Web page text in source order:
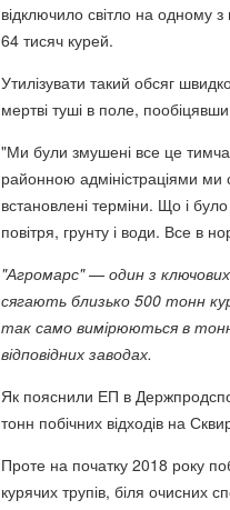
відключило світло на одному
64 тисяч курей.
Утилізувати такий обсяг
мертві туші в поле,
"Ми були змушені все це
районною адміністраціями ми
встановлені терміни. Що і
повітря, грунту і води. Все в
"Агромарс" — один з
сягають близько 500 тонн
так само вимірюються в
відповідних заводах.
Як пояснили ЕП в
тонн побічних відходів на
Проте на початку 2018 року
курячих трупів, біля очисних